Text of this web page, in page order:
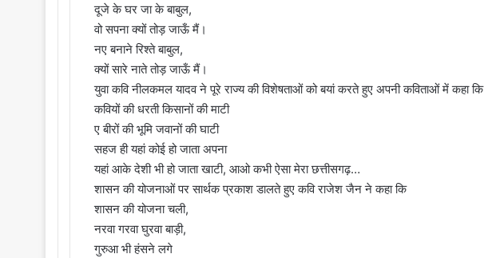
दूजे के घर जा के बाबुल,
वो सपना क्यों तोड़ जाऊँ मैं।
नए बनाने रिश्ते बाबुल,
क्यों सारे नाते तोड़ जाऊँ मैं।
युवा कवि नीलकमल यादव ने पूरे राज्य की विशेषताओं को बयां करते हुए अपनी कविताओं में कहा कि
कवियों की धरती किसानों की माटी
ए बीरों की भूमि जवानों की घाटी
सहज ही यहां कोई हो जाता अपना
यहां आके देशी भी हो जाता खाटी, आओ कभी ऐसा मेरा छत्तीसगढ़…
शासन की योजनाओं पर सार्थक प्रकाश डालते हुए कवि राजेश जैन ने कहा कि
शासन की योजना चली,
नरवा गरवा घुरवा बाड़ी,
गुरुआ भी हंसने लगे